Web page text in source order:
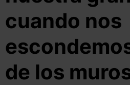
cuando nos
de los